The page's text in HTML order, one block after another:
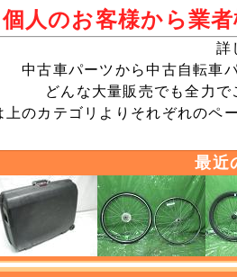
個人のお客様から業
詳
中古車パーツから中古自転車
どんな大量販売でも全力
上のカテゴリよりそれぞれのペ
最近